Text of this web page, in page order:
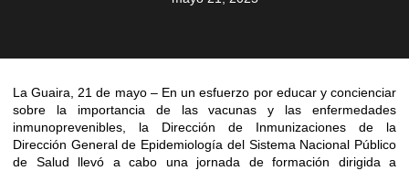
La Guaira, 21 de mayo – En un esfuerzo por educar y concienciar
sobre la importancia de las vacunas y las enfermedades
inmunoprevenibles, la Dirección de Inmunizaciones de la
Dirección General de Epidemiología del Sistema Nacional Público
de Salud llevó a cabo una jornada de formación dirigida a